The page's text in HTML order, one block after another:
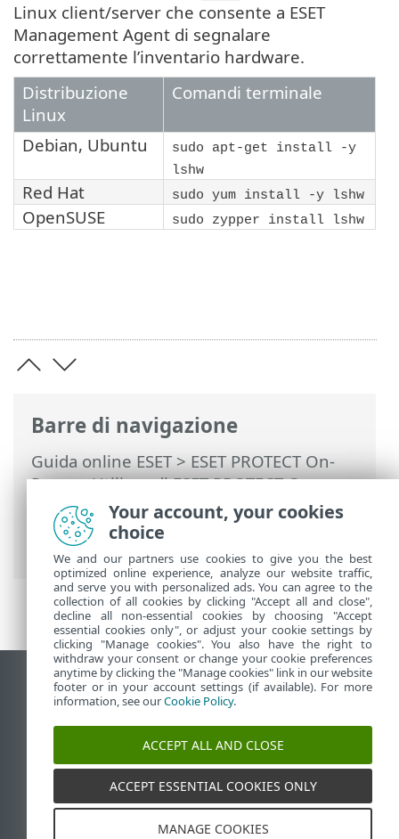
Barre di navigazione
Guida online ESET> ESET PROTECT On-
Prem>Utilizzo di ESET PROTECT On-
Prem>
ESET PROTECT On-Prem Menu
principale >Report
> Inventario
hardware
Linux client/server che consente a ESET
Management Agent di segnalare
correttamente l’inventario hardware.
Distribuzione
Linux
Comandi terminale
Debian, Ubuntu
sudo apt-get install -y
lshw
Red Hat sudo yum install -y lshw
OpenSUSE sudo zypper install lshw
Visualizza sito desktop
End of Life
ESET Knowledge Base
ESET Status Portal
Supporto regionale
Your account, your cookies
choice
We and our partners use cookies to give you the best
optimized online experience, analyze our website traffic,
and serve you with personalized ads. You can agree to the
collection of all cookies by clicking "Accept all and close",
decline all non-essential cookies by choosing "Accept
essential cookies only", or adjust your cookie settings by
clicking "Manage cookies". You also have the right to
withdraw your consent or change your cookie preferences
anytime by clicking the "Manage cookies" link in our website
footer or in your account settings (if available). For more
information, see ourCookie Policy.
ACCEPT ALL AND CLOSE
ACCEPT ESSENTIAL COOKIES ONLY
MANAGE COOKIES